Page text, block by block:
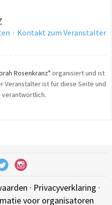
· Kontakt zum Veranstalter
Rosenkranz" organisiert und ist
Veranstalter ist für diese Seite und
verantwortlich.
· Privacyverklaring ·
voor organisatoren